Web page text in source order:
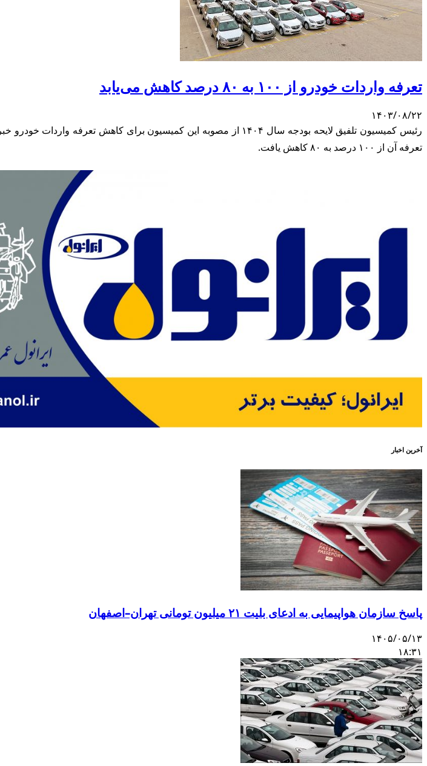
تعرفه واردات خودرو از ۱۰۰ به ۸۰ درصد کاهش می‌یابد
۱۴۰۳/۰۸/۲۲
تعرفه آن از ۱۰۰ درصد به ۸۰ کاهش یافت.
آخرین اخبار
پاسخ سازمان هواپیمایی به ادعای بلیت ۲۱ میلیون تومانی تهران–اصفهان
۱۴۰۵/۰۵/۱۳
۱۸:۳۱